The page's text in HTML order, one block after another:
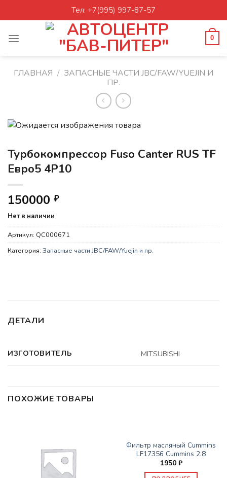
to
Тел: +7(995) 997-87-57
0
ГЛАВНАЯ / ЗАПАСНЫЕ ЧАСТИ JBC/FAW/YUEJIN И
ПР.
Турбокомпрессор Fuso Canter RUS TF
Евро5 4P10
150000 ₽
Нет в наличии
Артикул: QC000671
Категория: Запасные части JBC/FAW/Yuejin и пр.
ДЕТАЛИ
ИЗГОТОВИТЕЛЬ MITSUBISHI
ПОХОЖИЕ ТОВАРЫ
Фильтр масляный Cummins
LF17356 Cummins 2.8
1950 ₽